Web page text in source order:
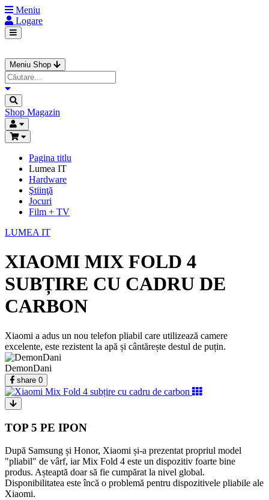
Meniu
Logare
Meniu Shop
Shop Magazin
Pagina titlu
Lumea IT
Hardware
Ştiinţă
Jocuri
Film + TV
LUMEA IT
XIAOMI MIX FOLD 4
SUBȚIRE CU CADRU DE
CARBON
Xiaomi a adus un nou telefon pliabil care utilizează camere
excelente, este rezistent la apă și cântărește destul de puțin.
DemonDani
share 0
TOP 5 PE IPON
După Samsung și Honor, Xiaomi și-a prezentat propriul model
"pliabil" de vârf, iar Mix Fold 4 este un dispozitiv foarte bine
produs. Așteaptă doar să fie cumpărat la nivel global.
Disponibilitatea este încă o problemă pentru dispozitivele pliabile ale
Xiaomi.